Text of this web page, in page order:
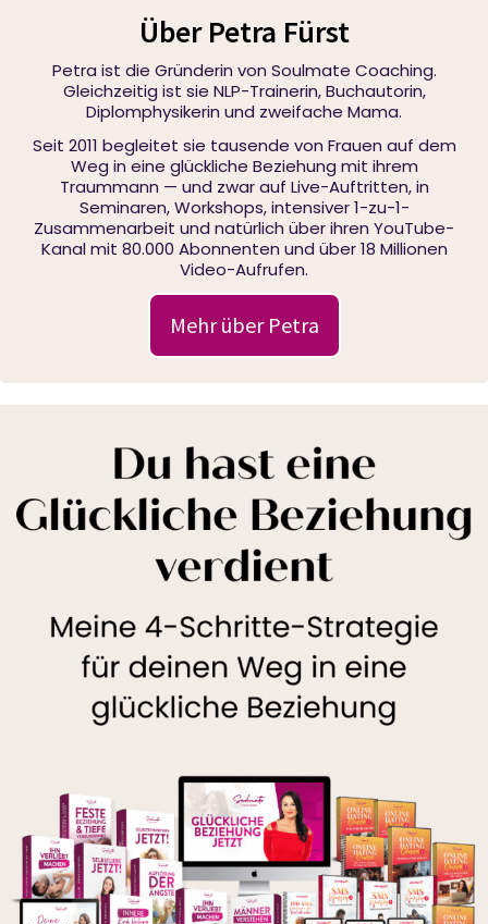
Über Petra Fürst
Petra ist die Gründerin von Soulmate Coaching.
Gleichzeitig ist sie NLP-Trainerin, Buchautorin,
Diplomphysikerin und zweifache Mama.
Seit 2011 begleitet sie tausende von Frauen auf dem
Weg in eine glückliche Beziehung mit ihrem
Traummann — und zwar auf Live-Auftritten, in
Seminaren, Workshops, intensiver 1-zu-1-
Zusammenarbeit und natürlich über ihren YouTube-
Kanal mit 80.000 Abonnenten und über 18 Millionen
Video-Aufrufen.
Mehr über Petra